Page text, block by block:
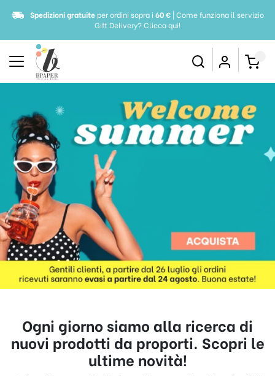
Spedizioni gratuiteper ordini sopra i 60 €| Come funziona il servizio
Gift Delivery?Clicca qui!
Ogni giorno siamo alla ricerca di
nuovi prodotti da proporti. Scopri le
ultime novità!